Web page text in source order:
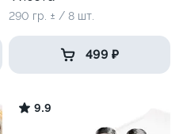
290 гр. ± / 8 шт.
499 ₽
9.9